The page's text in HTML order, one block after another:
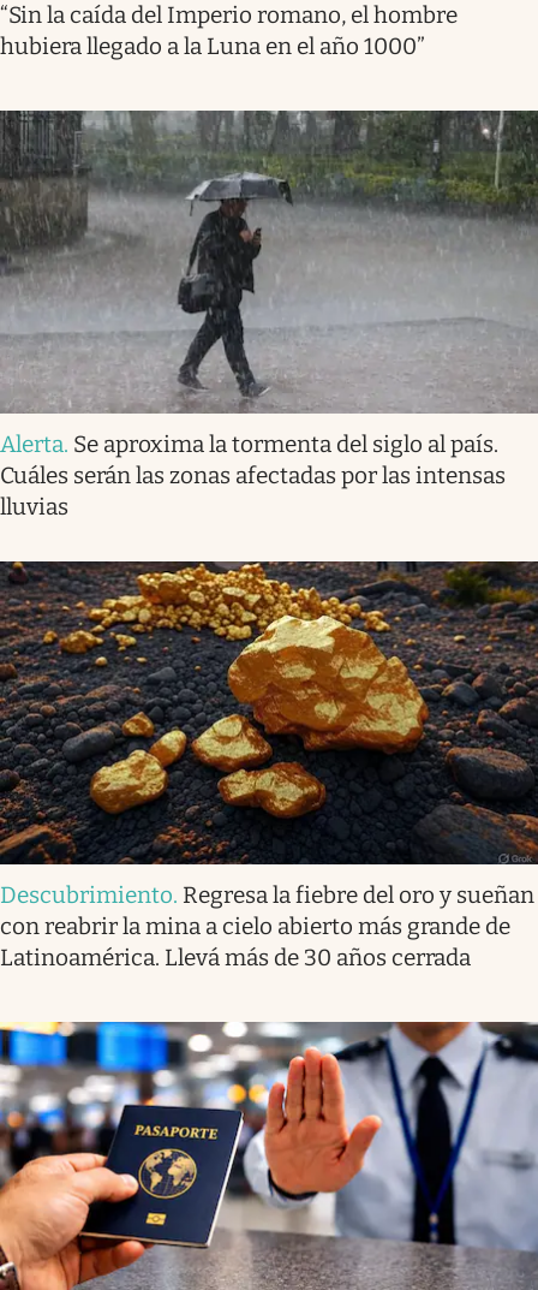
“Sin la caída del Imperio romano, el hombre
hubiera llegado a la Luna en el año 1000”
Alerta. Se aproxima la tormenta del siglo al país.
Cuáles serán las zonas afectadas por las intensas
lluvias
Descubrimiento. Regresa la fiebre del oro y sueñan
con reabrir la mina a cielo abierto más grande de
Latinoamérica. Llevá más de 30 años cerrada